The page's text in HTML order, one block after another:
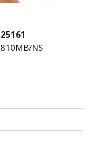
NS